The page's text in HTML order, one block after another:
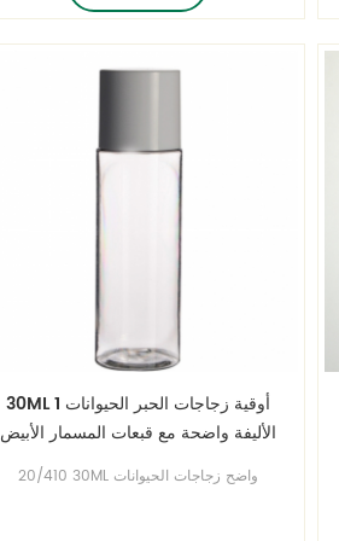
30ML 1 أوقية زجاجات الحبر الحيوانات
الأليفة واضحة مع قبعات المسمار الأبيض
20/410 30ML واضح زجاجات الحيوانات